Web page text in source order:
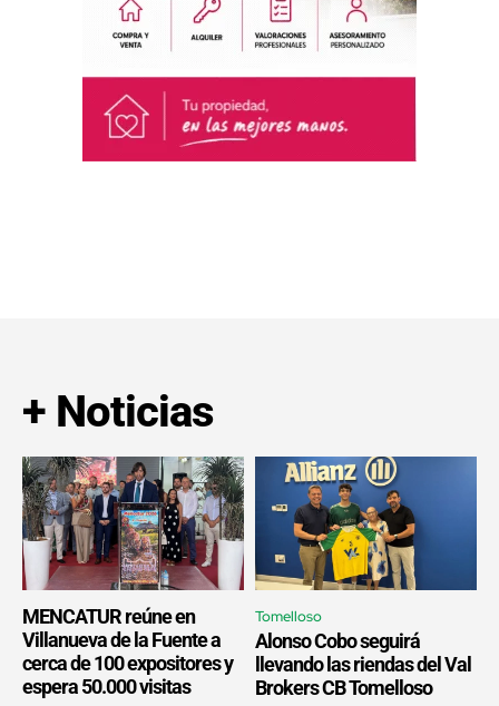
+ Noticias
MENCATUR reúne en
Villanueva de la Fuente a
cerca de 100 expositores y
espera 50.000 visitas
Tomelloso
Alonso Cobo seguirá
llevando las riendas del Val
Brokers CB Tomelloso